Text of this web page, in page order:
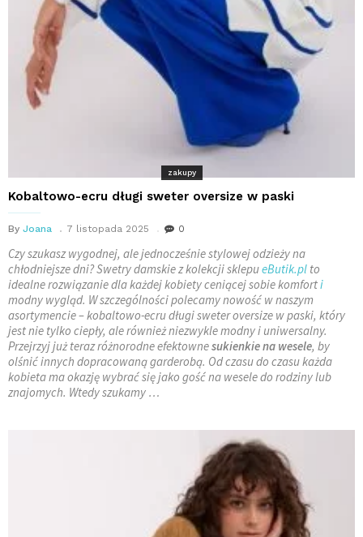
zakupy
Kobaltowo-ecru długi sweter oversize w paski
By Joana 7 listopada 2025 0
Czy szukasz wygodnej, ale jednocześnie stylowej odzieży na
chłodniejsze dni? Swetry damskie z kolekcji sklepueButik.pl to
idealne rozwiązanie dla każdej kobiety ceniącej sobie komforti
modny wygląd. W szczególności polecamy nowość w naszym
asortymencie – kobaltowo-ecru długi sweter oversize w paski, który
jest nie tylko ciepły, ale również niezwykle modny i uniwersalny.
Przejrzyj już teraz różnorodne efektownesukienkie na wesele, by
olśnić innych dopracowaną garderobą. Od czasu do czasu każda
kobieta ma okazję wybrać się jako gość na wesele do rodziny lub
znajomych. Wtedy szukamy …